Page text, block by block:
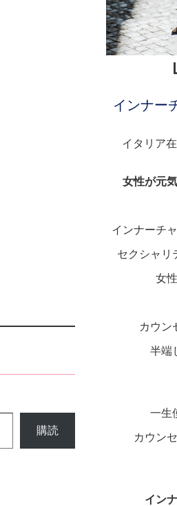
購読
インナー
イタリア
女性が元
インナーチ
セクシャリ
女
カウン
半端
一生
カウン
イン